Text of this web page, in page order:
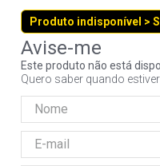
Produto indisponível >
Este produto não está
Quero saber quando
8